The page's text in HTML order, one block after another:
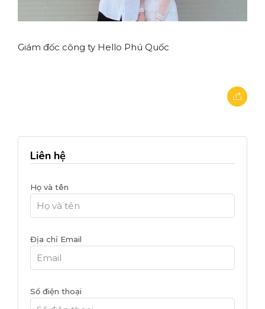
Giám đốc công ty Hello Phú Quốc
Liên hệ
Họ và tên
Địa chỉ Email
Số điện thoại